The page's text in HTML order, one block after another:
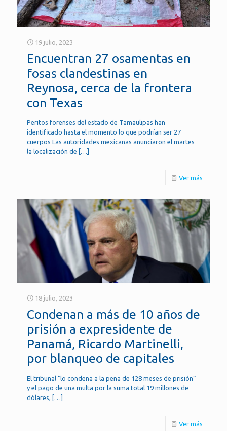
19 julio, 2023
Encuentran 27 osamentas en
fosas clandestinas en
Reynosa, cerca de la frontera
con Texas
Peritos forenses del estado de Tamaulipas han
identificado hasta el momento lo que podrían ser 27
cuerpos Las autoridades mexicanas anunciaron el martes
la localización de […]
Ver más
18 julio, 2023
Condenan a más de 10 años de
prisión a expresidente de
Panamá, Ricardo Martinelli,
por blanqueo de capitales
El tribunal “lo condena a la pena de 128 meses de prisión”
y el pago de una multa por la suma total 19 millones de
dólares, […]
Ver más